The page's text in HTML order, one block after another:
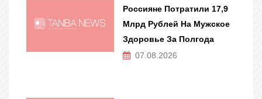
Россияне Потратили 17,9
Млрд Рублей На Мужское
Здоровье За Полгода
07.08.2026